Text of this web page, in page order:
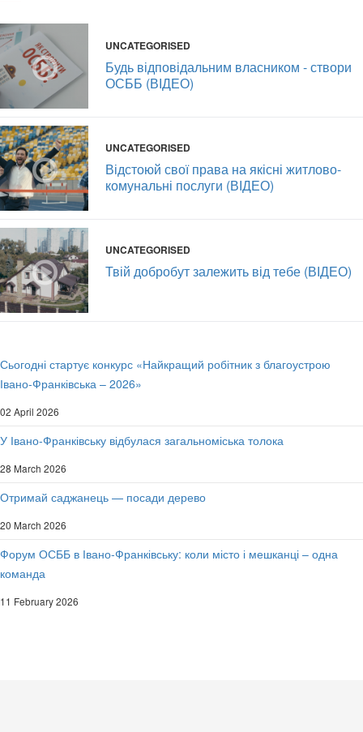
UNCATEGORISED
Будь відповідальним власником - створи
ОСББ (ВІДЕО)
UNCATEGORISED
Відстоюй свої права на якісні житлово-
комунальні послуги (ВІДЕО)
UNCATEGORISED
Твій добробут залежить від тебе (ВІДЕО)
Сьогодні стартує конкурс «Найкращий робітник з благоустрою
Івано-Франківська – 2026»
02 April 2026
У Івано-Франківську відбулася загальноміська толока
28 March 2026
Отримай саджанець — посади дерево
20 March 2026
Форум ОСББ в Івано-Франківську: коли місто і мешканці – одна
команда
11 February 2026